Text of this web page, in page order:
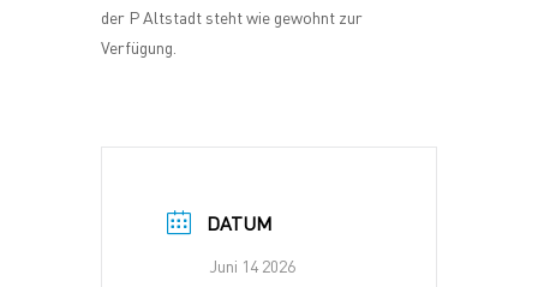
der P Altstadt steht wie gewohnt zur
Verfügung.
DATUM
Juni 14 2026